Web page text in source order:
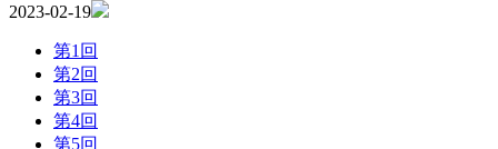
2023-02-19
第1回
第2回
第3回
第4回
第5回